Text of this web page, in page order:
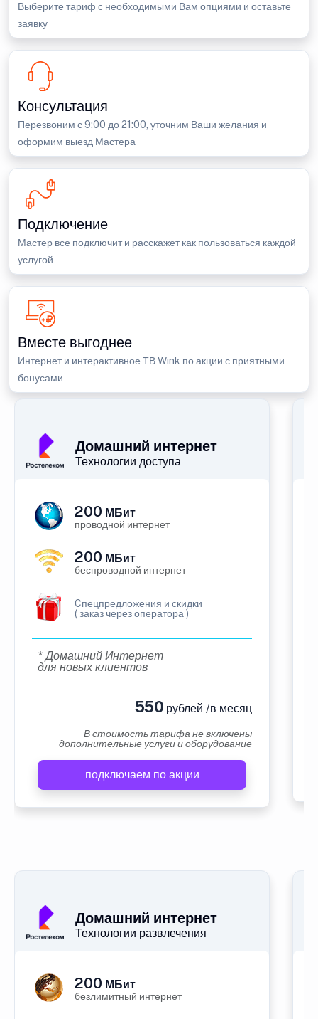
Выберите тариф с необходимыми Вам опциями и оставьте
заявку
Консультация
Перезвоним с 9:00 до 21:00, уточним Ваши желания и
оформим выезд Мастера
Подключение
Мастер все подключит и расскажет как пользоваться каждой
услугой
Вместе выгоднее
Интернет и интерактивное ТВ Wink по акции с приятными
бонусами
Домашний интернет
Технологии доступа
200 МБит
проводной интернет
200 МБит
беспроводной интернет
Cпецпредложения и скидки
( заказ через оператора )
* Домашний Интернет
для новых клиентов
550 рублей /в месяц
В стоимость тарифа не включены
дополнительные услуги и оборудование
подключаем по акции
Домашний интернет
Технологии развлечения
200 МБит
безлимитный интернет